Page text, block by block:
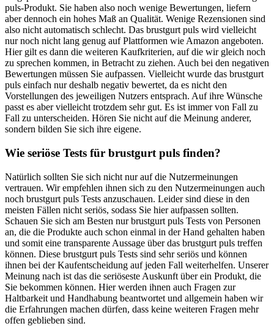
puls-Produkt. Sie haben also noch wenige Bewertungen, liefern
aber dennoch ein hohes Maß an Qualität. Wenige Rezensionen sind
also nicht automatisch schlecht. Das brustgurt puls wird vielleicht
nur noch nicht lang genug auf Plattformen wie Amazon angeboten.
Hier gilt es dann die weiteren Kaufkriterien, auf die wir gleich noch
zu sprechen kommen, in Betracht zu ziehen. Auch bei den negativen
Bewertungen müssen Sie aufpassen. Vielleicht wurde das brustgurt
puls einfach nur deshalb negativ bewertet, da es nicht den
Vorstellungen des jeweiligen Nutzers entsprach. Auf ihre Wünsche
passt es aber vielleicht trotzdem sehr gut. Es ist immer von Fall zu
Fall zu unterscheiden. Hören Sie nicht auf die Meinung anderer,
sondern bilden Sie sich ihre eigene.
Wie seriöse Tests für brustgurt puls finden?
Natürlich sollten Sie sich nicht nur auf die Nutzermeinungen
vertrauen. Wir empfehlen ihnen sich zu den Nutzermeinungen auch
noch brustgurt puls Tests anzuschauen. Leider sind diese in den
meisten Fällen nicht seriös, sodass Sie hier aufpassen sollten.
Schauen Sie sich am Besten nur brustgurt puls Tests von Personen
an, die die Produkte auch schon einmal in der Hand gehalten haben
und somit eine transparente Aussage über das brustgurt puls treffen
können. Diese brustgurt puls Tests sind sehr seriös und können
ihnen bei der Kaufentscheidung auf jeden Fall weiterhelfen. Unserer
Meinung nach ist das die seriöseste Auskunft über ein Produkt, die
Sie bekommen können. Hier werden ihnen auch Fragen zur
Haltbarkeit und Handhabung beantwortet und allgemein haben wir
die Erfahrungen machen dürfen, dass keine weiteren Fragen mehr
offen geblieben sind.